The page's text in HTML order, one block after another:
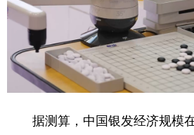
据测算，中国银发经济规模